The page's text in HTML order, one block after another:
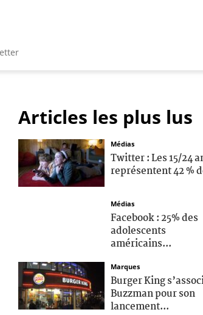
Articles les plus lus
Médias
Twitter : Les 15/24
représentent 42 %
Médias
Facebook : 25% des
adolescents
américains...
Marques
Burger King
Buzzman pour son
lancement...